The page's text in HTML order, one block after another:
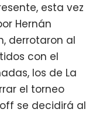
esta vez
Hernán
derrotaron al
con el
los de La
el torneo
se decidirá al